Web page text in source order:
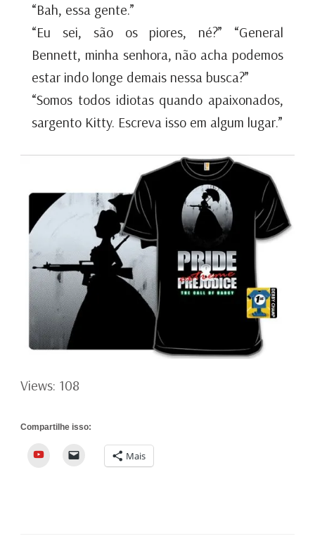
“Bah, essa gente.”
“Eu sei, são os piores, né?” “General
Bennett, minha senhora, não acha podemos
estar indo longe demais nessa busca?”
“Somos todos idiotas quando apaixonados,
sargento Kitty. Escreva isso em algum lugar.”
Views: 108
Compartilhe isso:
YouTube Mais